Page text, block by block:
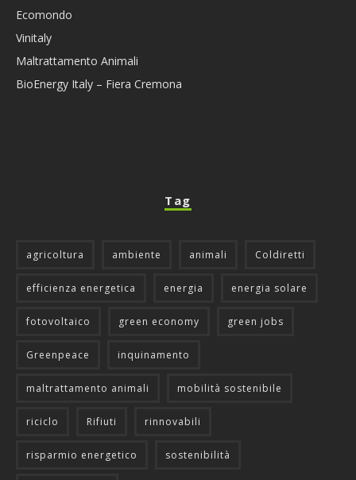
Ecomondo
Vinitaly
Maltrattamento Animali
BioEnergy Italy – Fiera Cremona
Tag
agricoltura ambiente animali Coldiretti
efficienza energetica energia energia solare
fotovoltaico green economy green jobs
Greenpeace inquinamento
maltrattamento animali mobilità sostenibile
riciclo Rifiuti rinnovabili
risparmio energetico sostenibilità